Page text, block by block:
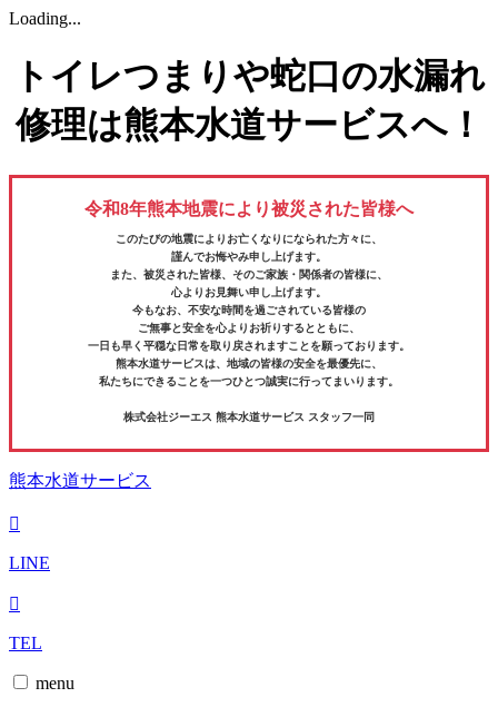
Loading...
トイレつまりや蛇口の水漏れ
修理は熊本水道サービスへ！
令和8年熊本地震により被災された皆様へ
このたびの地震によりお亡くなりになられた方々に、
謹んでお悔やみ申し上げます。
また、被災された皆様、そのご家族・関係者の皆様に、
心よりお見舞い申し上げます。
今もなお、不安な時間を過ごされている皆様の
ご無事と安全を心よりお祈りするとともに、
一日も早く平穏な日常を取り戻されますことを願っております。
熊本水道サービスは、地域の皆様の安全を最優先に、
私たちにできることを一つひとつ誠実に行ってまいります。
株式会社ジーエス 熊本水道サービス スタッフ一同
熊本水道サービス
LINE
TEL
menu